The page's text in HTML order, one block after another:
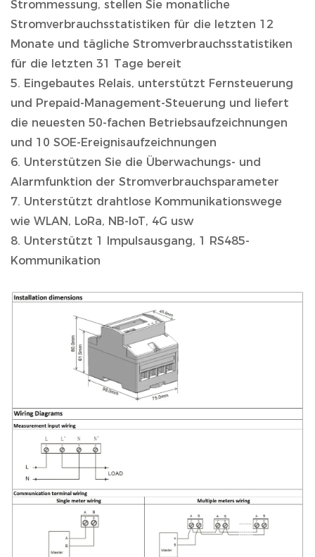
Strommessung, stellen Sie monatliche
Stromverbrauchsstatistiken für die letzten 12
Monate und tägliche Stromverbrauchsstatistiken
für die letzten 31 Tage bereit
5. Eingebautes Relais, unterstützt Fernsteuerung
und Prepaid-Management-Steuerung und liefert
die neuesten 50-fachen Betriebsaufzeichnungen
und 10 SOE-Ereignisaufzeichnungen
6. Unterstützen Sie die Überwachungs- und
Alarmfunktion der Stromverbrauchsparameter
7. Unterstützt drahtlose Kommunikationswege
wie WLAN, LoRa, NB-IoT, 4G usw
8. Unterstützt 1 Impulsausgang, 1 RS485-
Kommunikation